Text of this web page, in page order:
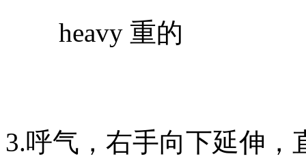
heavy 重的
3.呼气，右手向下延伸